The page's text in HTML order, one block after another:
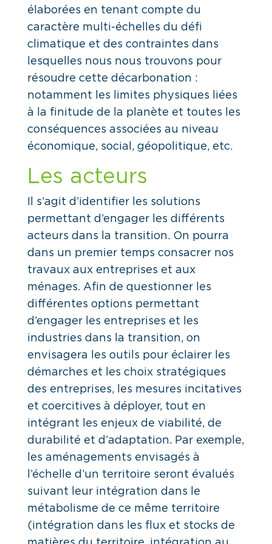
élaborées en tenant compte du
caractère multi-échelles du défi
climatique et des contraintes dans
lesquelles nous nous trouvons pour
résoudre cette décarbonation :
notamment les limites physiques liées
à la finitude de la planète et toutes les
conséquences associées au niveau
économique, social, géopolitique, etc.
Les acteurs
Il s’agit d’identifier les solutions
permettant d’engager les différents
acteurs dans la transition. On pourra
dans un premier temps consacrer nos
travaux aux entreprises et aux
ménages. Afin de questionner les
différentes options permettant
d’engager les entreprises et les
industries dans la transition, on
envisagera les outils pour éclairer les
démarches et les choix stratégiques
des entreprises, les mesures incitatives
et coercitives à déployer, tout en
intégrant les enjeux de viabilité, de
durabilité et d’adaptation. Par exemple,
les aménagements envisagés à
l’échelle d’un territoire seront évalués
suivant leur intégration dans le
métabolisme de ce même territoire
(intégration dans les flux et stocks de